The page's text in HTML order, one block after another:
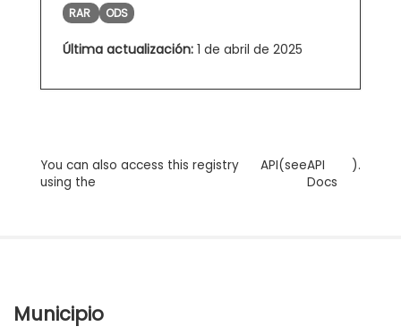
RAR ODS
Última actualización: 1 de abril de 2025
You can also access this registry
using the
API(seeAPI
Docs
).
Municipio